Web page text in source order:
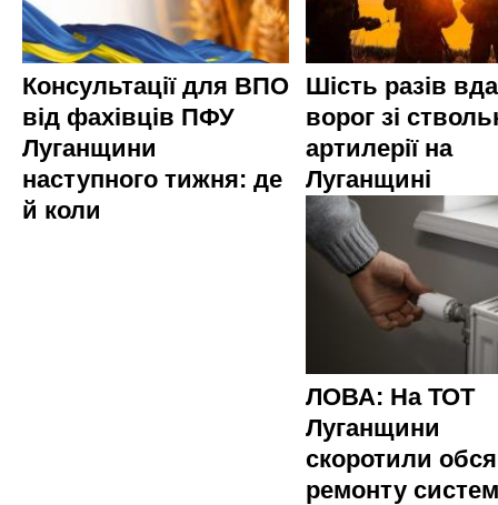
Консультації для ВПО
від фахівців ПФУ
Луганщини
наступного тижня: де
й коли
Шість разів
ворог зі
артилерії на
Луганщині
ЛОВА: На ТОТ
Луганщини
скоротили
ремонту